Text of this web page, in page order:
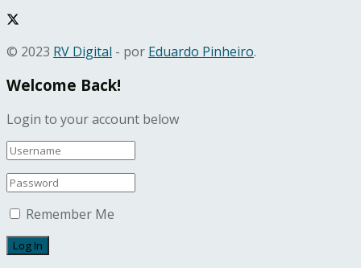
© 2023 RV Digital - por Eduardo Pinheiro.
Welcome Back!
Login to your account below
Remember Me